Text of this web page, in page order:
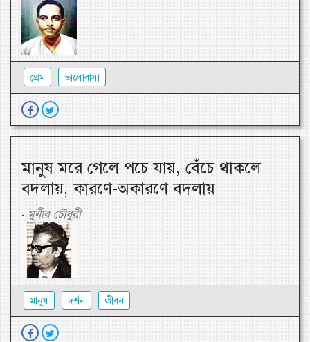
প্রেম ভালোবাসা
মানুষ মরে গেলে পচে যায়, বেঁচে থাকলে
বদলায়, কারণে-অকারণে বদলায়
- মুনীর চৌধুরী
মানুষ দর্শন জীবন